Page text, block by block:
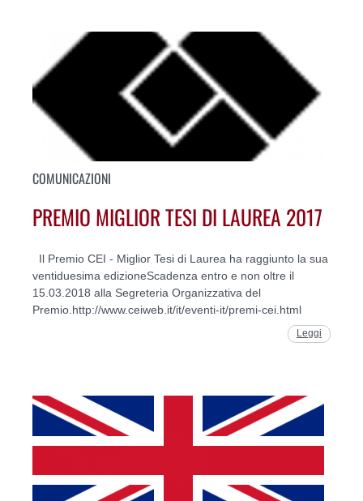
COMUNICAZIONI
PREMIO MIGLIOR TESI DI LAUREA 2017
Il Premio CEI - Miglior Tesi di Laurea ha raggiunto la sua
ventiduesima edizioneScadenza entro e non oltre il
15.03.2018 alla Segreteria Organizzativa del
Premio.http://www.ceiweb.it/it/eventi-it/premi-cei.html
Leggi